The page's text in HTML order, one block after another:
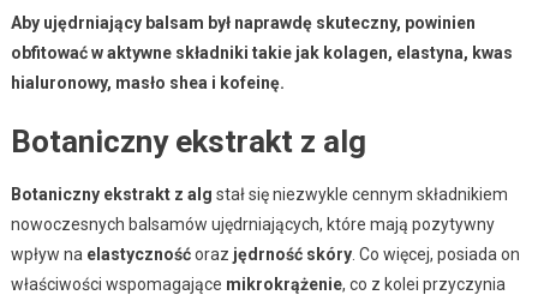
Aby ujędrniający balsam był naprawdę skuteczny, powinien
obfitować w aktywne składniki takie jak kolagen, elastyna, kwas
hialuronowy, masło shea i kofeinę.
Botaniczny ekstrakt z alg
Botaniczny ekstrakt z alg stał się niezwykle cennym składnikiem
nowoczesnych balsamów ujędrniających, które mają pozytywny
wpływ na elastycznośćoraz jędrność skóry. Co więcej, posiada on
właściwości wspomagające mikrokrążenie, co z kolei przyczynia